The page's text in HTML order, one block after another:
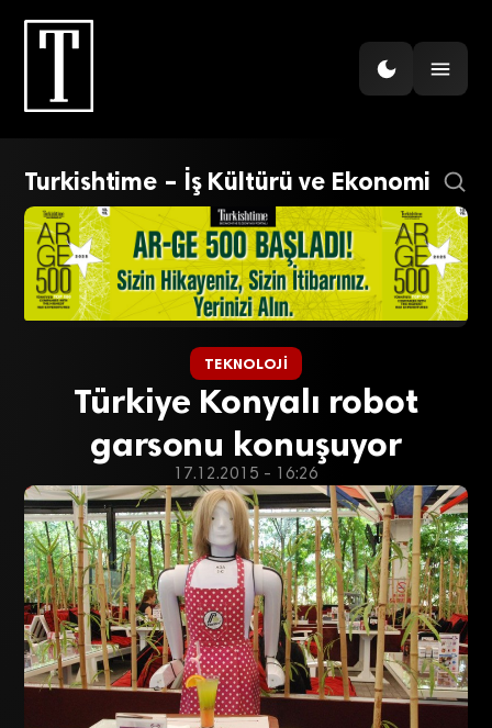
Turkishtime – İş Kültürü ve Ekonomi
TEKNOLOJI
Türkiye Konyalı robot
garsonu konuşuyor
17.12.2015 - 16:26